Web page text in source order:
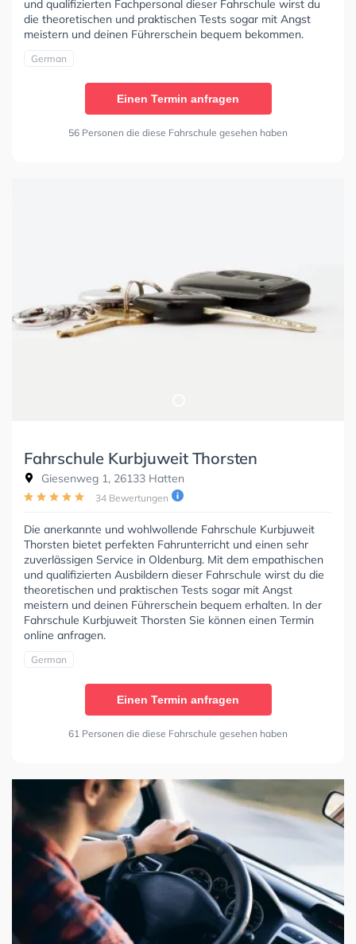
und qualifizierten Fachpersonal dieser Fahrschule wirst du
die theoretischen und praktischen Tests sogar mit Angst
meistern und deinen Führerschein bequem bekommen.
German
Einen Termin anfragen
56 Personen die diese Fahrschule gesehen haben
Fahrschule Kurbjuweit Thorsten
Giesenweg 1, 26133 Hatten
34 Bewertungen
Die anerkannte und wohlwollende Fahrschule Kurbjuweit
Thorsten bietet perfekten Fahrunterricht und einen sehr
zuverlässigen Service in Oldenburg. Mit dem empathischen
und qualifizierten Ausbildern dieser Fahrschule wirst du die
theoretischen und praktischen Tests sogar mit Angst
meistern und deinen Führerschein bequem erhalten. In der
Fahrschule Kurbjuweit Thorsten Sie können einen Termin
online anfragen.
German
Einen Termin anfragen
61 Personen die diese Fahrschule gesehen haben